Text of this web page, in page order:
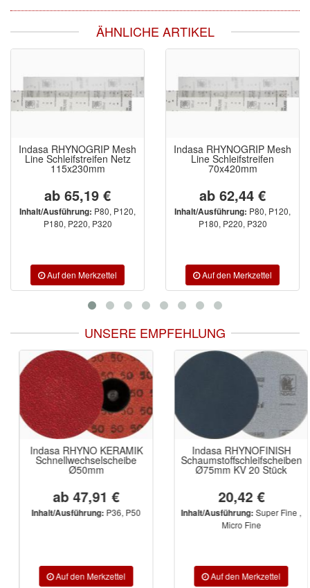
ÄHNLICHE ARTIKEL
Indasa RHYNOGRIP Mesh
Line Schleifstreifen Netz
115x230mm
ab 65,19 €
Inhalt/Ausführung: P80, P120,
P180, P220, P320
Indasa RHYNOGRIP Mesh
Line Schleifstreifen
70x420mm
ab 62,44 €
Inhalt/Ausführung: P80, P120,
P180, P220, P320
UNSERE EMPFEHLUNG
Indasa RHYNO KERAMIK
Schnellwechselscheibe
Ø50mm
ab 47,91 €
Inhalt/Ausführung:P36, P50
Indasa RHYNOFINISH
Schaumstoffschleifscheiben
Ø75mm KV 20 Stück
20,42 €
Inhalt/Ausführung:Super Fine ,
Micro Fine